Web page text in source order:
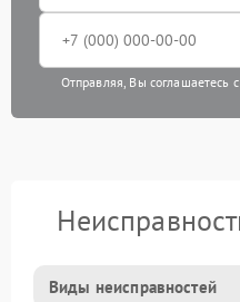
Отправляя, Вы соглашаетесь с
Виды неисправностей